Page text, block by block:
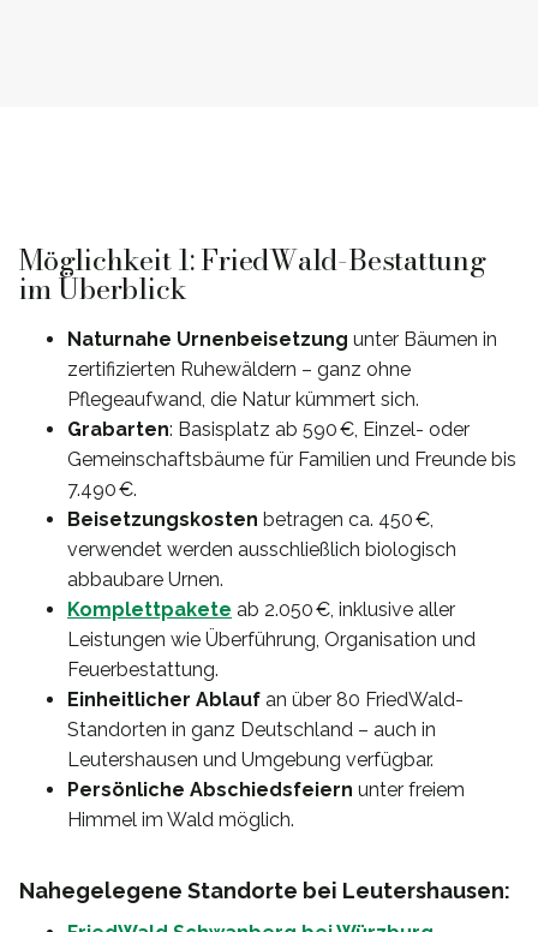
Möglichkeit 1: FriedWald-Bestattung
im Überblick
Naturnahe Urnenbeisetzung unter Bäumen in
zertifizierten Ruhewäldern – ganz ohne
Pflegeaufwand, die Natur kümmert sich.
Grabarten: Basisplatz ab 590 €, Einzel- oder
Gemeinschaftsbäume für Familien und Freunde bis
7.490 €.
Beisetzungskosten betragen ca. 450 €,
verwendet werden ausschließlich biologisch
abbaubare Urnen.
Komplettpakete ab 2.050 €, inklusive aller
Leistungen wie Überführung, Organisation und
Feuerbestattung.
Einheitlicher Ablauf an über 80 FriedWald-
Standorten in ganz Deutschland – auch in
Leutershausen und Umgebung verfügbar.
Persönliche Abschiedsfeiern unter freiem
Himmel im Wald möglich.
Nahegelegene Standorte bei Leutershausen: